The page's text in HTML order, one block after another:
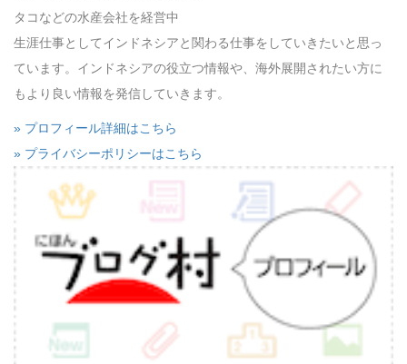
タコなどの水産会社を経営中
生涯仕事としてインドネシアと関わる仕事をしていきたいと思っ
ています。インドネシアの役立つ情報や、海外展開されたい方に
もより良い情報を発信していきます。
» プロフィール詳細はこちら
» プライバシーポリシーはこちら